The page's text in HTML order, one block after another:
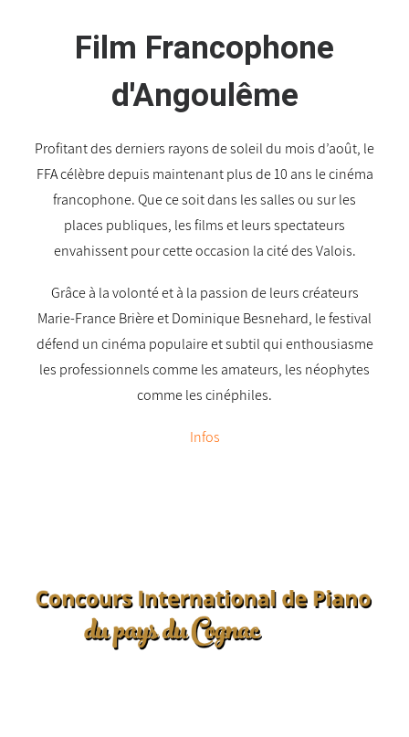
Film Francophone
d'Angoulême
Profitant des derniers rayons de soleil du mois d’août, le
FFA célèbre depuis maintenant plus de 10 ans le cinéma
francophone. Que ce soit dans les salles ou sur les
places publiques, les films et leurs spectateurs
envahissent pour cette occasion la cité des Valois.
Grâce à la volonté et à la passion de leurs créateurs
Marie-France Brière et Dominique Besnehard, le festival
défend un cinéma populaire et subtil qui enthousiasme
les professionnels comme les amateurs, les néophytes
comme les cinéphiles.
Infos